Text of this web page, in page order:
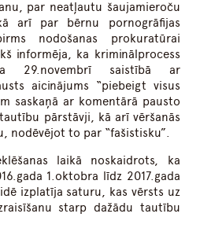
par neatļautu šaujamieroču
arī par bērnu pornogrāfijas
nodošanas prokuratūrai
informēja, ka kriminālprocess
29.novembrī saistībā ar
aicinājums “piebeigt visus
saskaņā ar komentārā pausto
pārstāvji, kā arī vēršanās
nodēvējot to par “fašistisku”.
laikā noskaidrots, ka
1.oktobra līdz 2017.gada
izplatīja saturu, kas vērsts uz
starp dažādu tautību